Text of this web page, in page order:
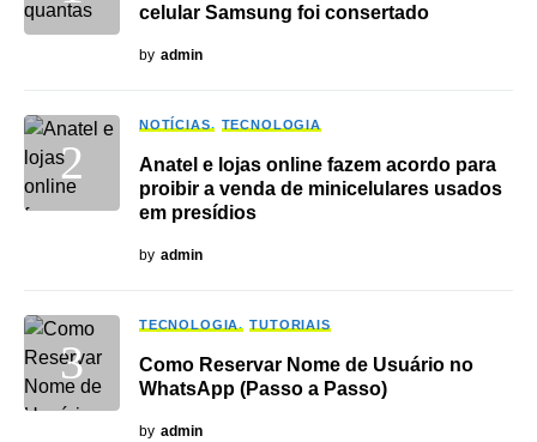
celular Samsung foi consertado
by admin
NOTÍCIAS TECNOLOGIA
Anatel e lojas online fazem acordo para
proibir a venda de minicelulares usados
em presídios
by admin
TECNOLOGIA TUTORIAIS
Como Reservar Nome de Usuário no
WhatsApp (Passo a Passo)
by admin